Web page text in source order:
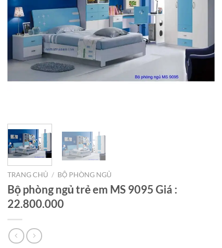
TRANG CHỦ / BỘ PHÒNG NGỦ
Bộ phòng ngủ trẻ em MS 9095 Giá :
22.800.000